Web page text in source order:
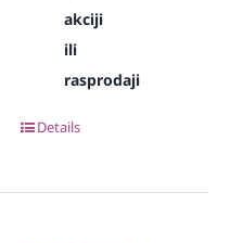
akciji
ili
rasprodaji
Details